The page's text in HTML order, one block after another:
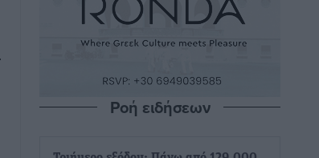
Ροή ειδήσεων